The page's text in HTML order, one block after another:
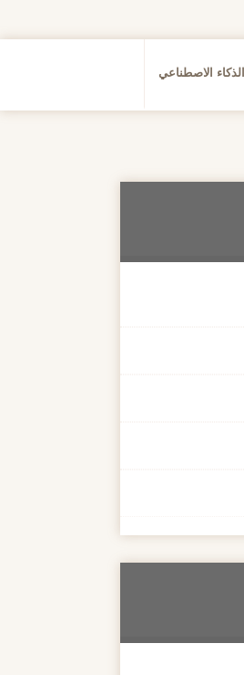
الذكاء الاصطناعي